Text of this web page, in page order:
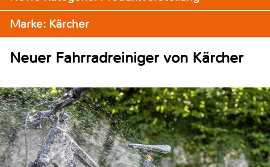
Marke: Kärcher
Neuer Fahrradreiniger von Kärcher